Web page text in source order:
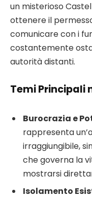
un misterioso
ottenere il
comunicare con i
costantemente
autorità distanti.
Temi Principali
Burocrazia e
rappresenta
irraggiungibile,
che governa la
mostrarsi
Isolamento